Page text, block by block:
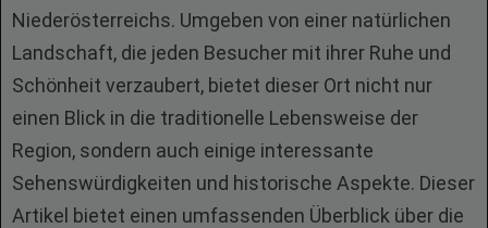
Niederösterreichs. Umgeben von einer natürlichen
Landschaft, die jeden Besucher mit ihrer Ruhe und
Schönheit verzaubert, bietet dieser Ort nicht nur
einen Blick in die traditionelle Lebensweise der
Region, sondern auch einige interessante
Sehenswürdigkeiten und historische Aspekte. Dieser
Artikel bietet einen umfassenden Überblick über die